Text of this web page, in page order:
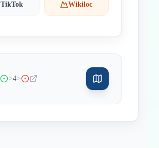
TikTok Wikiloc
>4>